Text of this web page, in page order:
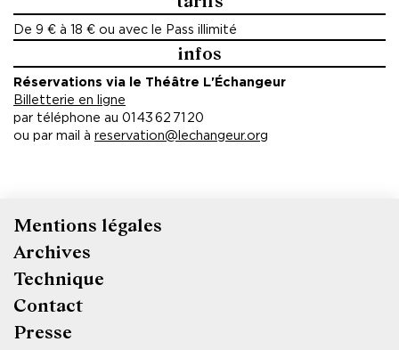
Avec le soutien de La Ménagerie de Verre, Carreau du
Temple, Danse Dense, Centre National de la Danse, La
Compagnie DCA à Saint-Denis, Festival Solos al Mediodía,
Ce projet est soutenu par la DRAC île-de-France au titre de
l'aide au projet.
De 9 € à 18 € ou avec le Pass illimité
infos
Réservations via le Théâtre L'Échangeur
Billetterie en ligne
par téléphone au 01 43 62 71 20
ou par mail à reservation@lechangeur.org
de
page
Mentions légales
Archives
Technique
Contact
Presse